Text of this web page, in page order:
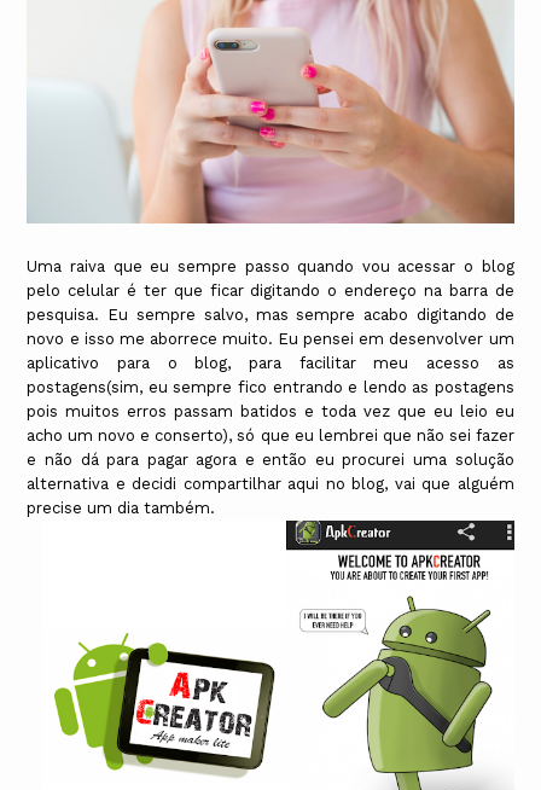
Uma raiva que eu sempre passo quando vou acessar o blog
pelo celular é ter que ficar digitando o endereço na barra de
pesquisa. Eu sempre salvo, mas sempre acabo digitando de
novo e isso me aborrece muito. Eu pensei em desenvolver um
aplicativo para o blog, para facilitar meu acesso as
postagens(sim, eu sempre fico entrando e lendo as postagens
pois muitos erros passam batidos e toda vez que eu leio eu
acho um novo e conserto), só que eu lembrei que não sei fazer
e não dá para pagar agora e então eu procurei uma solução
alternativa e decidi compartilhar aqui no blog, vai que alguém
precise um dia também.